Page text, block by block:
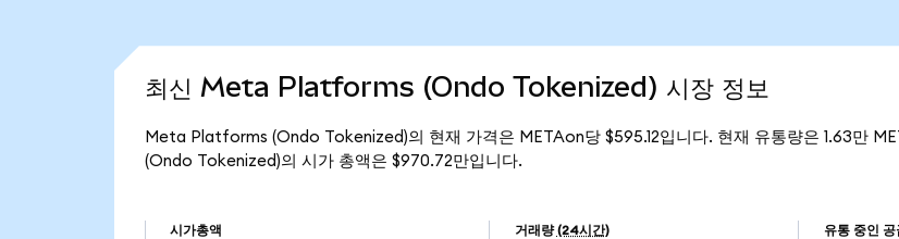
최신 Meta Platforms (Ondo Tokenized) 시장 정보
Meta Platforms (Ondo Tokenized)의 현재 가격은 METAon당 $595.12입니다. 현재 유통량은 1.63만
(Ondo Tokenized)의 시가 총액은 $970.72만입니다.
시가총액 거래량 (24시간) 유통 중인 공